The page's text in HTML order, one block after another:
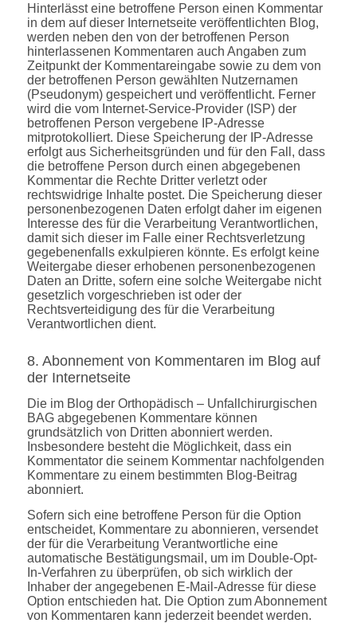
Hinterlässt eine betroffene Person einen Kommentar
in dem auf dieser Internetseite veröffentlichten Blog,
werden neben den von der betroffenen Person
hinterlassenen Kommentaren auch Angaben zum
Zeitpunkt der Kommentareingabe sowie zu dem von
der betroffenen Person gewählten Nutzernamen
(Pseudonym) gespeichert und veröffentlicht. Ferner
wird die vom Internet-Service-Provider (ISP) der
betroffenen Person vergebene IP-Adresse
mitprotokolliert. Diese Speicherung der IP-Adresse
erfolgt aus Sicherheitsgründen und für den Fall, dass
die betroffene Person durch einen abgegebenen
Kommentar die Rechte Dritter verletzt oder
rechtswidrige Inhalte postet. Die Speicherung dieser
personenbezogenen Daten erfolgt daher im eigenen
Interesse des für die Verarbeitung Verantwortlichen,
damit sich dieser im Falle einer Rechtsverletzung
gegebenenfalls exkulpieren könnte. Es erfolgt keine
Weitergabe dieser erhobenen personenbezogenen
Daten an Dritte, sofern eine solche Weitergabe nicht
gesetzlich vorgeschrieben ist oder der
Rechtsverteidigung des für die Verarbeitung
Verantwortlichen dient.
8. Abonnement von Kommentaren im Blog auf
der Internetseite
Die im Blog der Orthopädisch – Unfallchirurgischen
BAG abgegebenen Kommentare können
grundsätzlich von Dritten abonniert werden.
Insbesondere besteht die Möglichkeit, dass ein
Kommentator die seinem Kommentar nachfolgenden
Kommentare zu einem bestimmten Blog-Beitrag
abonniert.
Sofern sich eine betroffene Person für die Option
entscheidet, Kommentare zu abonnieren, versendet
der für die Verarbeitung Verantwortliche eine
automatische Bestätigungsmail, um im Double-Opt-
In-Verfahren zu überprüfen, ob sich wirklich der
Inhaber der angegebenen E-Mail-Adresse für diese
Option entschieden hat. Die Option zum Abonnement
von Kommentaren kann jederzeit beendet werden.